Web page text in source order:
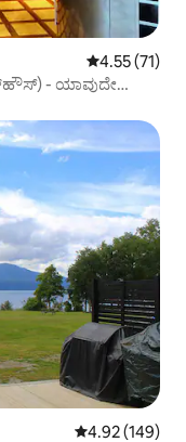
5 ರಲ್ಲಿ 4.55
4.55 (71)
- ಯಾವುದೇ
5 ರಲ್ಲಿ 4.92
4.92 (149)